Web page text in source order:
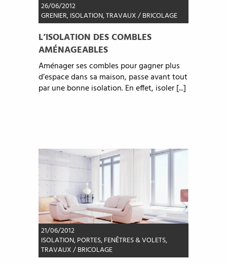
26/06/2012
GRENIER,ISOLATION,TRAVAUX / BRICOLAGE
L’ISOLATION DES COMBLES
AMÉNAGEABLES
Aménager ses combles pour gagner plus
d’espace dans sa maison, passe avant tout
par une bonne isolation. En effet, isoler [...]
21/06/2012
ISOLATION,PORTES, FENÊTRES & VOLETS,
TRAVAUX / BRICOLAGE